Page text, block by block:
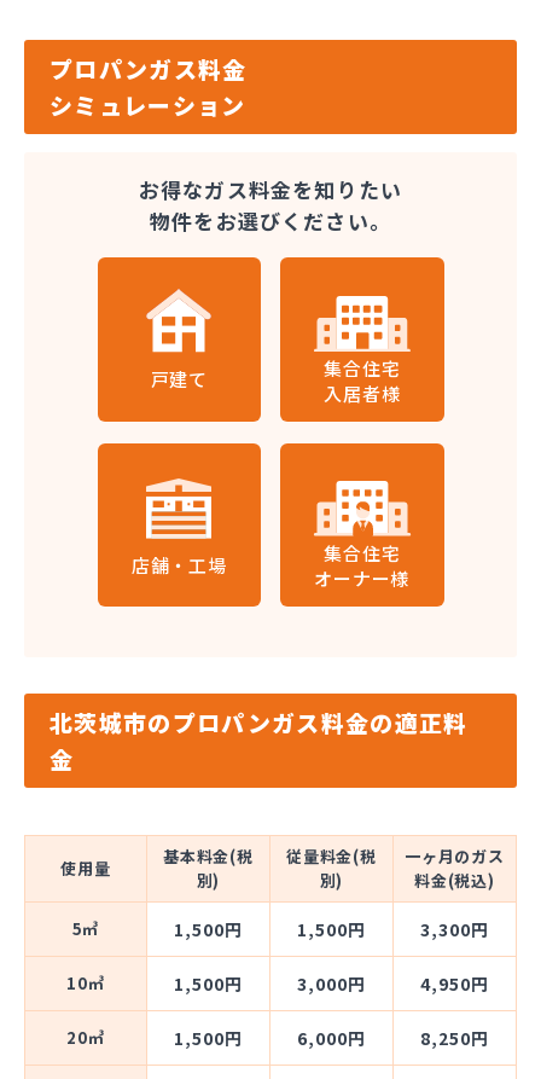
プロパンガス料金
シミュレーション
お得なガス料金を知りたい
物件をお選びください。
戸建て
集合住宅
入居者様
店舗・工場
集合住宅
オーナー様
北茨城市のプロパンガス料金の適正料
金
使用量
基本料金(税
別)
従量料金(税
別)
一ヶ月のガス
料金(税込)
5㎥ 1,500円 1,500円 3,300円
10㎥ 1,500円 3,000円 4,950円
20㎥ 1,500円 6,000円 8,250円